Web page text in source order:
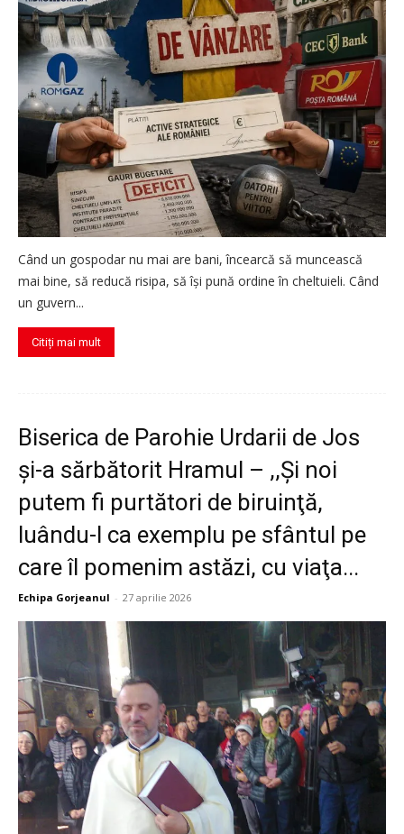
Când un gospodar nu mai are bani, încearcă să muncească
mai bine, să reducă risipa, să își pună ordine în cheltuieli. Când
un guvern...
Citiți mai mult
Biserica de Parohie Urdarii de Jos
şi-a sărbătorit Hramul – ,,Şi noi
putem fi purtători de biruinţă,
luându-l ca exemplu pe sfântul pe
care îl pomenim astăzi, cu viaţa...
Echipa Gorjeanul - 27 aprilie 2026